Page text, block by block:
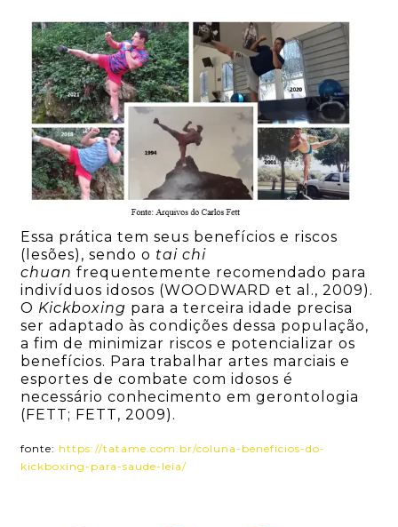
Essa prática tem seus benefícios e riscos
(lesões), sendo o tai chi
chuanfrequentemente recomendado para
indivíduos idosos (WOODWARD et al., 2009).
O Kickboxing para a terceira idade precisa
ser adaptado às condições dessa população,
a fim de minimizar riscos e potencializar os
benefícios. Para trabalhar artes marciais e
esportes de combate com idosos é
necessário conhecimento em gerontologia
(FETT; FETT, 2009).
fonte: https://tatame.com.br/coluna-beneficios-do-
kickboxing-para-saude-leia/